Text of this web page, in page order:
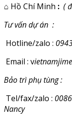
⌂ Hồ Chí Minh : (
Tư vấn dự án :
Hotline/zalo :
Email : v
Bảo trì phụ tùng :
Tel/fax/zalo :
Nancy